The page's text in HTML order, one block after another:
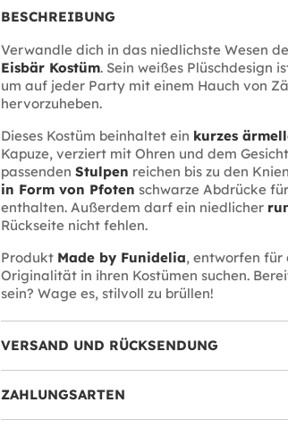
BESCHREIBUNG
Verwandle dich in das niedlichste Wesen
Eisbär Kostüm. Sein weißes Plüschdesign
um auf jeder Party mit einem Hauch von
hervorzuheben.
Dieses Kostüm beinhaltet ein kurzes
Kapuze, verziert mit Ohren und dem
passenden Stulpen reichen bis zu den
in Form von Pfoten schwarze Abdrücke
enthalten. Außerdem darf ein niedlicher
Rückseite nicht fehlen.
Produkt Made by Funidelia, entworfen für
Originalität in ihren Kostümen suchen.
sein? Wage es, stilvoll zu brüllen!
VERSAND UND RÜCKSENDUNG
ZAHLUNGSARTEN